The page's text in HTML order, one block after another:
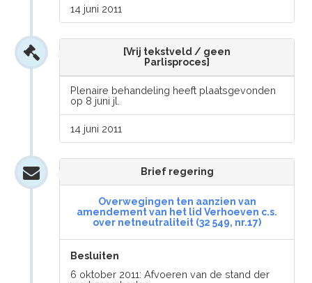
14 juni 2011
[Vrij tekstveld / geen
Parlisproces]
Plenaire behandeling heeft plaatsgevonden
op 8 juni jl.
14 juni 2011
Brief regering
Overwegingen ten aanzien van
amendement van het lid Verhoeven c.s.
over netneutraliteit (32 549, nr.17)
Besluiten
6 oktober 2011: Afvoeren van de stand der